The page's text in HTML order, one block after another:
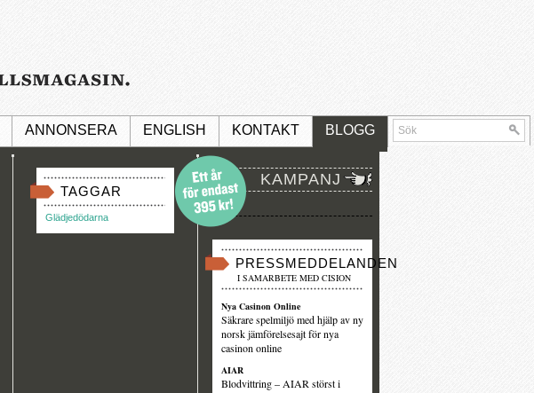
ANNONSERA ENGLISH KONTAKT BLOGG
TAGGAR
Glädjedödarna
KAMPANJ
PRESSMEDDELANDEN
I SAMARBETE MED CISION
Nya Casinon Online
Säkrare spelmiljö med hjälp av ny
norsk jämförelsesajt för nya
casinon online
AIAR
Blodvittring – AIAR störst i